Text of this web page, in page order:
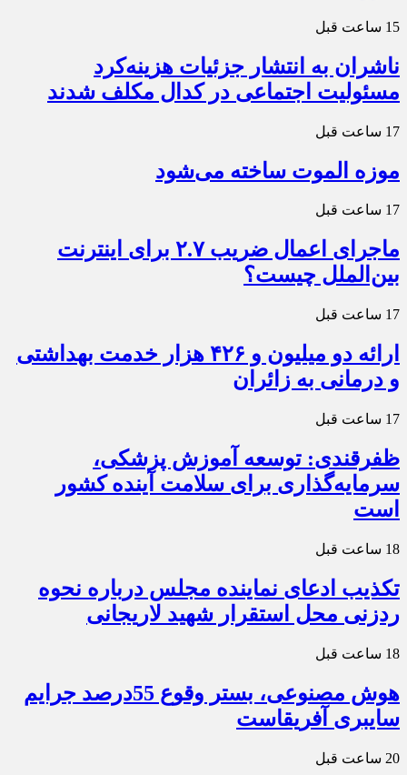
15 ساعت قبل
ناشران به انتشار جزئیات هزینه‌کرد
مسئولیت اجتماعی در کدال مکلف شدند
17 ساعت قبل
موزه الموت ساخته می‌شود
17 ساعت قبل
ماجرای اعمال ضریب ۲.۷ برای اینترنت
بین‌الملل چیست؟
17 ساعت قبل
ارائه دو میلیون و ۴۲۶ هزار خدمت بهداشتی
و درمانی به زائران
17 ساعت قبل
ظفرقندی: توسعه آموزش پزشکی،
سرمایه‌گذاری برای سلامت آینده کشور
است
18 ساعت قبل
تکذیب ادعای نماینده مجلس درباره نحوه
ردزنی محل استقرار شهید لاریجانی
18 ساعت قبل
هوش مصنوعی، بستر وقوع 55درصد جرایم
سایبری آفریقاست
20 ساعت قبل